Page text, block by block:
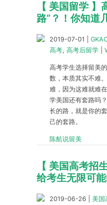
【 美国留学 】
路”？！你知道
2019-07-01
高考, 高考后留学
高考学生选择留美
数，本质其实不难
难，因为这难就难
学美国还有套路吗
长的路，就是你的
己的套路。
陈航说留美
【 美国高考招
给考生无限可
2019-06-26 美国